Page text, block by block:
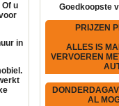
u
in
Goedkoopste
PRIJZEN
ALLES IS
VERVOEREN
AL